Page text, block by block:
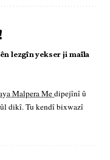
lezgîn yekser ji maîla
Malpera Medipejînî û
dikî. Tu kendî bixwazî